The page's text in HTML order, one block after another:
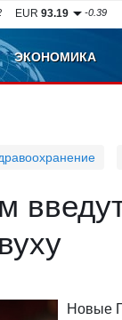
EUR93.19 -0.39
ЭКОНОМИКА
Новые